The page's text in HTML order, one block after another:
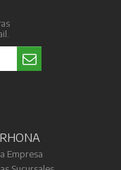
Empresa